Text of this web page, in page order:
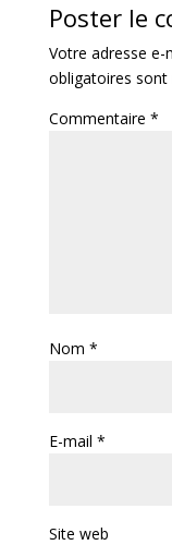
Poster le
Votre adresse e-
obligatoires sont
Commentaire *
Nom *
E-mail *
Site web